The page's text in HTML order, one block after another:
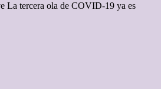
La tercera ola de COVID-19 ya es